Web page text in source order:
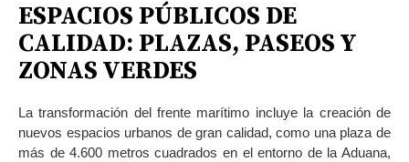
ESPACIOS PÚBLICOS DE
CALIDAD: PLAZAS, PASEOS Y
ZONAS VERDES
La transformación del frente marítimo incluye la creación de
nuevos espacios urbanos de gran calidad, como una plaza de
más de 4.600 metros cuadrados en el entorno de la Aduana,